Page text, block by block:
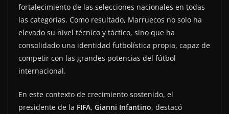
fortalecimiento de las selecciones nacionales en todas
las categorías. Como resultado, Marruecos no solo ha
elevado su nivel técnico y táctico, sino que ha
consolidado una identidad futbolística propia, capaz de
competir con las grandes potencias del fútbol
internacional.
En este contexto de crecimiento sostenido, el
presidente de la FIFA, Gianni Infantino, destacó